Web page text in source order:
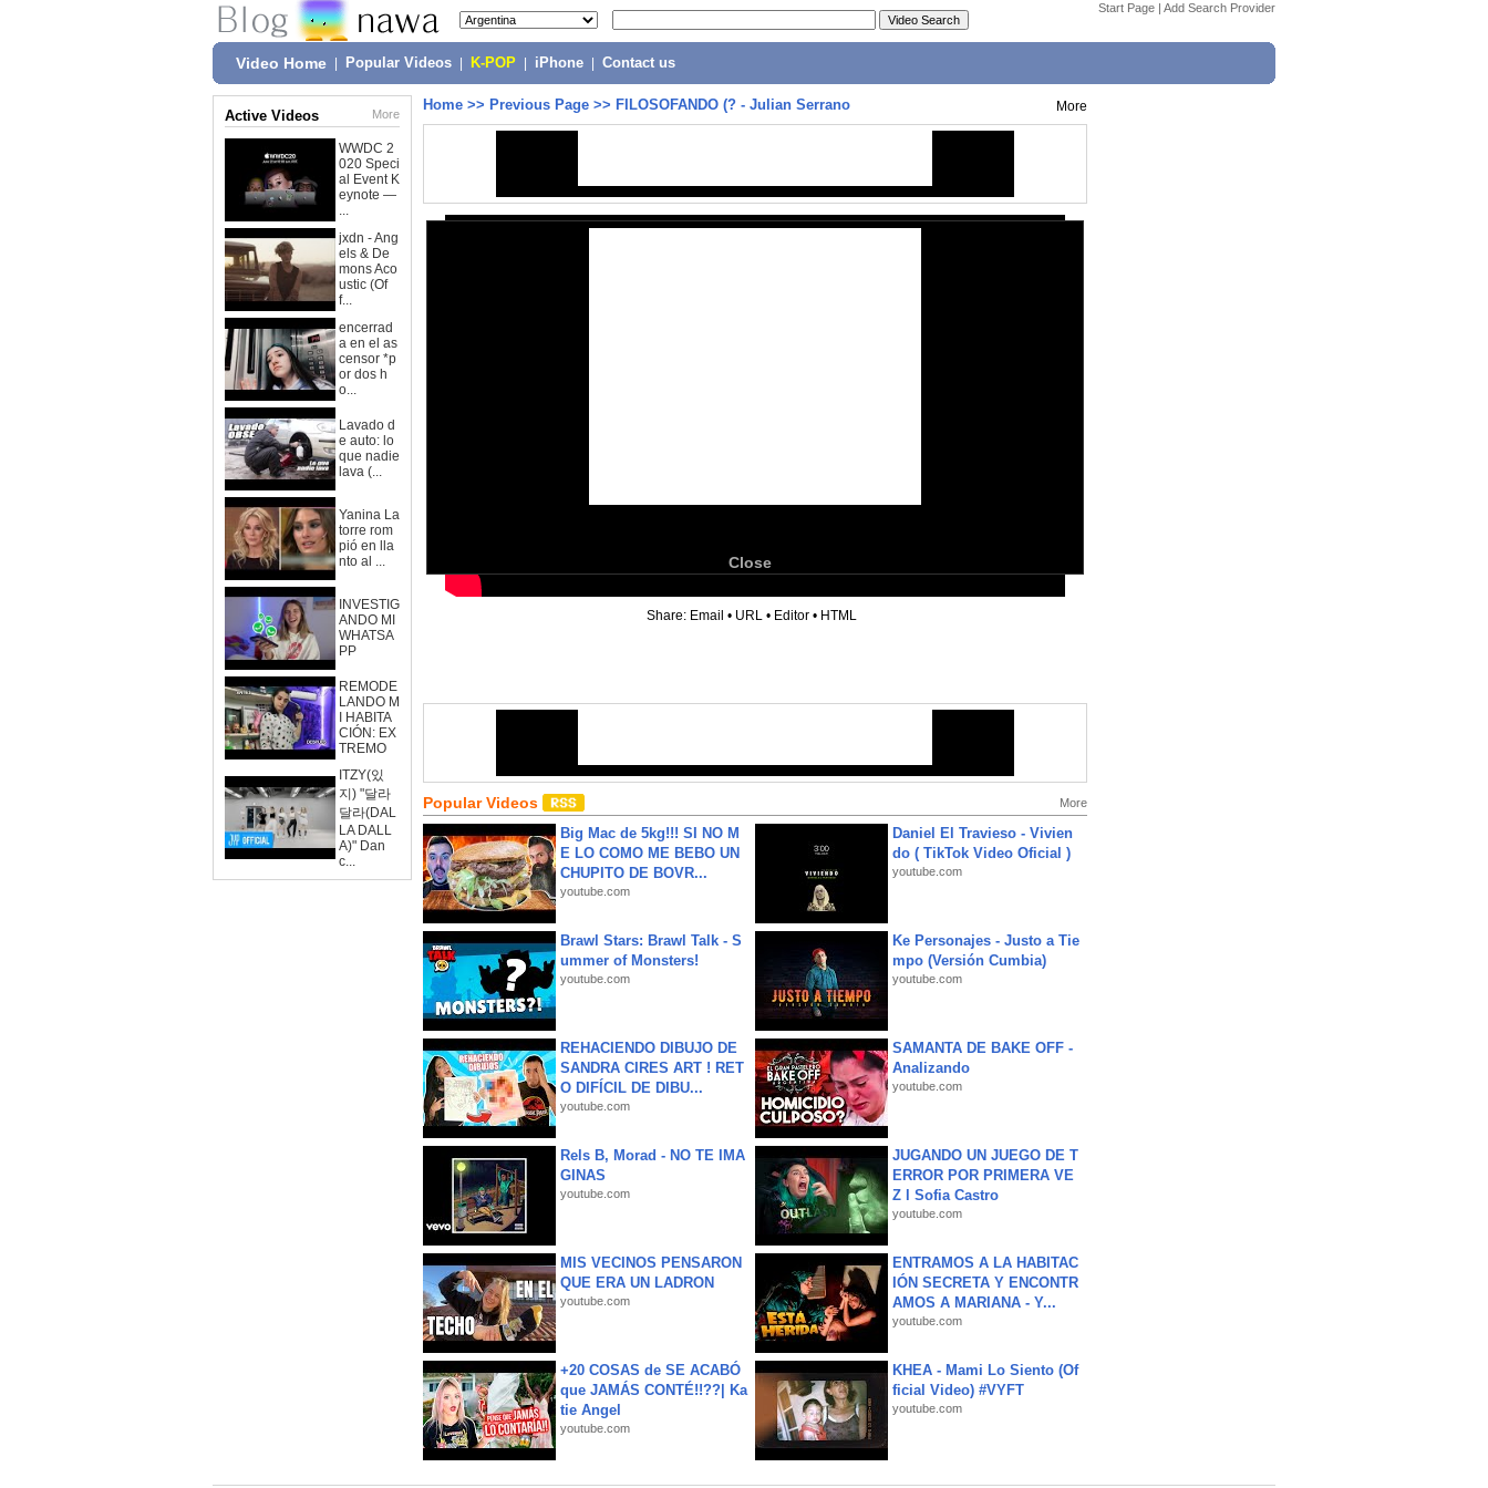
Start Page | Add Search Provider
Video Home Popular Videos K-POP iPhone Contact us
Active Videos More
WWDC 2
020 Speci
al Event K
eynote —
...
jxdn - Ang
els & De
mons Aco
ustic (Of
f...
encerrad
a en el as
censor *p
or dos h
o...
Lavado d
e auto: lo
que nadie
lava (...
Yanina La
torre rom
pió en lla
nto al ...
INVESTIG
ANDO MI
WHATSA
PP
REMODE
LANDO M
I HABITA
CIÓN: EX
TREMO
ITZY(있
지) "달라
달라(DAL
LA DALL
A)" Dan
c...
Home >> Previous Page >> FILOSOFANDO (? - Julian Serrano More
Close
Share: Email • URL • Editor • HTML
Popular Videos More
Big Mac de 5kg!!! SI NO M
E LO COMO ME BEBO UN
CHUPITO DE BOVR...
youtube.com
Daniel El Travieso - Vivien
do ( TikTok Video Oficial )
youtube.com
Brawl Stars: Brawl Talk - S
ummer of Monsters!
youtube.com
Ke Personajes - Justo a Tie
mpo (Versión Cumbia)
youtube.com
REHACIENDO DIBUJO DE
SANDRA CIRES ART ! RET
O DIFÍCIL DE DIBU...
youtube.com
SAMANTA DE BAKE OFF -
Analizando
youtube.com
Rels B, Morad - NO TE IMA
GINAS
youtube.com
JUGANDO UN JUEGO DE T
ERROR POR PRIMERA VE
Z l Sofia Castro
youtube.com
MIS VECINOS PENSARON
QUE ERA UN LADRON
youtube.com
ENTRAMOS A LA HABITAC
IÓN SECRETA Y ENCONTR
AMOS A MARIANA - Y...
youtube.com
+20 COSAS de SE ACABÓ
que JAMÁS CONTÉ!!??| Ka
tie Angel
youtube.com
KHEA - Mami Lo Siento (Of
ficial Video) #VYFT
youtube.com